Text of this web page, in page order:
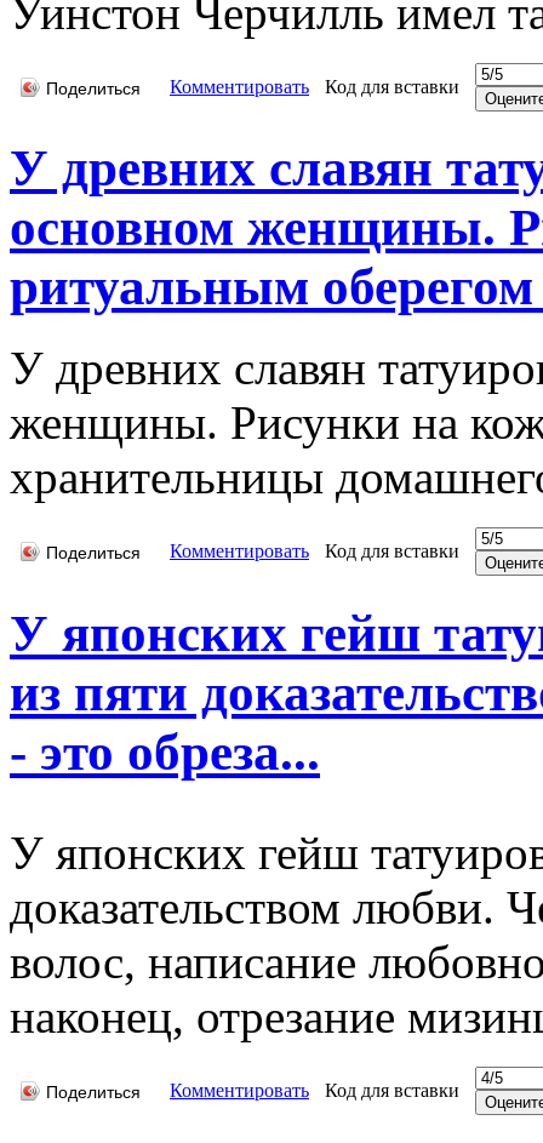
Уинстон Черчилль имел
Поделиться Комментировать Код для вставки
У древних славян
основном женщины.
ритуальным
У древних славян
женщины. Рисунки на
хранительницы
Поделиться Комментировать Код для вставки
У японских гейш
из пяти
- это обреза...
У японских гейш
доказательством любви.
волос, написание
наконец, отрезание
Поделиться Комментировать Код для вставки